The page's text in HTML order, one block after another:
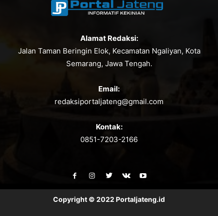
Alamat Redaksi:
Jalan Taman Beringin Elok, Kecamatan Ngaliyan, Kota
Semarang, Jawa Tengah.
Email:
redaksiportaljateng@gmail.com
Kontak:
0851-7203-2166
Copyright © 2022 Portaljateng.id